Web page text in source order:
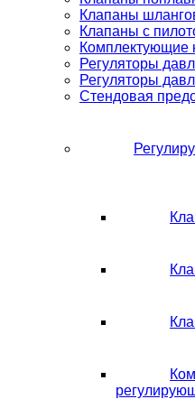
Клапаны
Клапаны с
Комплектующие
Регуляторы
Регуляторы
Стендовая